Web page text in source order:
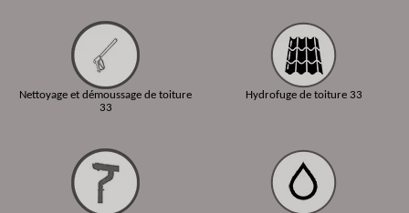
Nettoyage et démoussage de toiture
33
Hydrofuge de toiture 33